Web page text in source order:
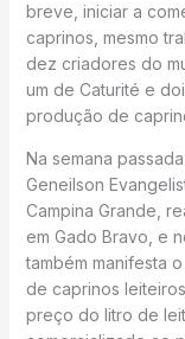
breve, iniciar a
caprinos, mesmo
dez criadores do
um de Caturité e
produção de
Na semana
Geneilson
Campina Grande,
em Gado Bravo, e
também manifesta
de caprinos
preço do litro de